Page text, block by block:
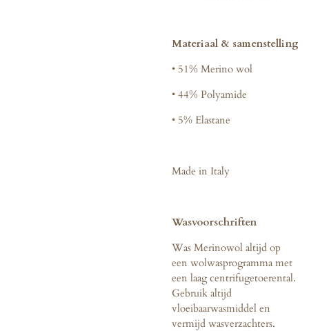
Materiaal & samenstelling
• 51% Merino wol
• 44% Polyamide
• 5% Elastane
Made in Italy
Wasvoorschriften
Was Merinowol altijd op
een wolwasprogramma met
een laag centrifugetoerental.
Gebruik altijd
vloeibaarwasmiddel en
vermijd wasverzachters.